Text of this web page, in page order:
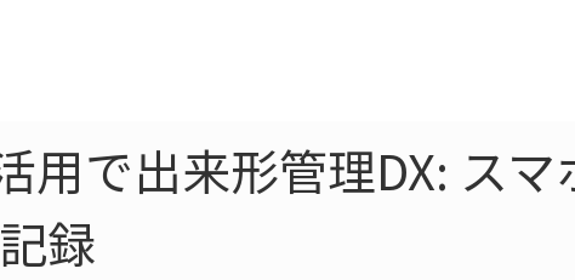
用で出来形管理DX: ス
録